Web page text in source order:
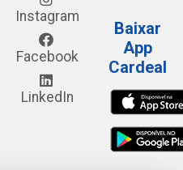
Instagram
Facebook
LinkedIn
Baixar
App
Cardeal